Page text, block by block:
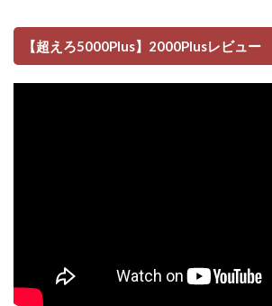
【超えろ5000Plus】2000Plusレビュー